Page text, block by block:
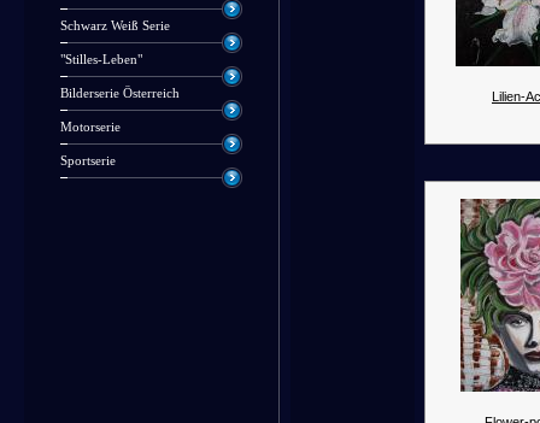
Schwarz Weiß Serie
"Stilles-Leben"
Bilderserie Österreich
Motorserie
Sportserie
Lilien-